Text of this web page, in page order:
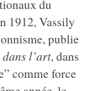
du
1912, Vassily
publie
l’art, dans
comme force